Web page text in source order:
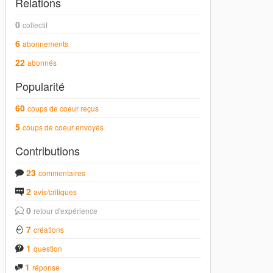
0 collectif
6 abonnements
22 abonnés
Popularité
60 coups de coeur reçus
5 coups de coeur envoyés
Contributions
23 commentaires
2 avis/critiques
0 retour d'expérience
7 créations
1 question
1 réponse